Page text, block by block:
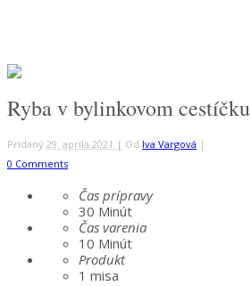
Ryba v bylinkovom cestíčku
Pridaný 29. apríla 2021 | Od Iva Vargová |
0 Comments
Čas prípravy
30 Minút
Čas varenia
10 Minút
Produkt
1 misa